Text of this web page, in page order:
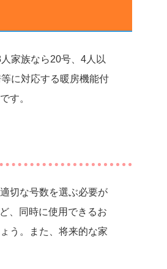
家族なら20号、4人以
に対応する暖房機能付
す。
切な号数を選ぶ必要が
、同時に使用できるお
う。また、将来的な家